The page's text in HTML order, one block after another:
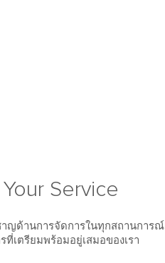
Service
าญด้านการจัดการในทุกสถานการณ์
ที่เตรียมพร้อมอยู่เสมอของเรา